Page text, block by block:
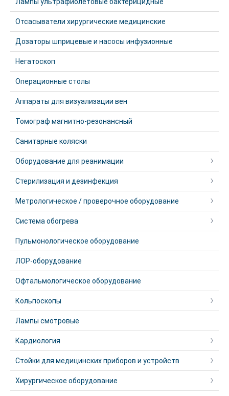
Отсасыватели хирургические медицинские
Дозаторы шприцевые и насосы инфузионные
Негатоскоп
Операционные столы
Аппараты для визуализации вен
Томограф магнитно-резонансный
Санитарные коляски
Оборудование для реанимации
Стерилизация и дезинфекция
Метрологическое / проверочное оборудование
Система обогрева
Пульмонологическое оборудование
ЛОР-оборудование
Офтальмологическое оборудование
Кольпоскопы
Лампы смотровые
Кардиология
Стойки для медицинских приборов и устройств
Хирургическое оборудование